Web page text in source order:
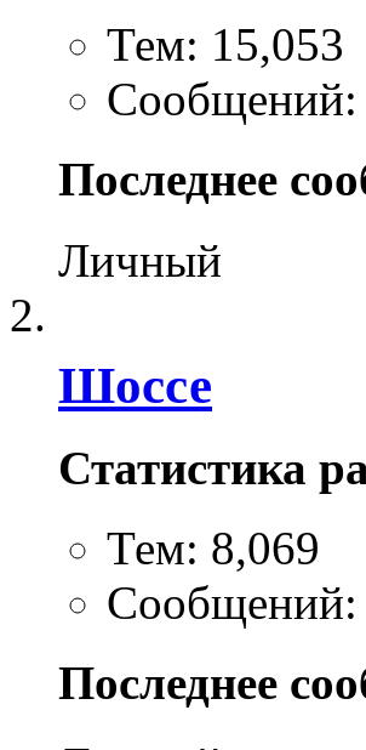
Тем: 15,053
Сообщений:
Последнее
Личный
Шоссе
Статистика
Тем: 8,069
Сообщений:
Последнее